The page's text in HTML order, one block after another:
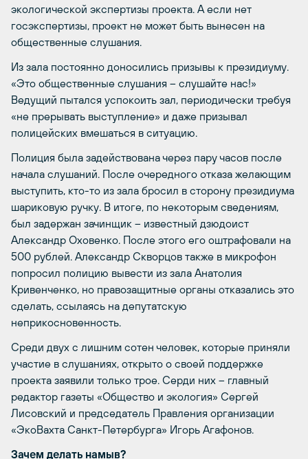
экологической экспертизы проекта. А если нет
госэкспертизы, проект не может быть вынесен на
общественные слушания.
Из зала постоянно доносились призывы к президиуму.
«Это общественные слушания – слушайте нас!»
Ведущий пытался успокоить зал, периодически требуя
«не прерывать выступление» и даже призывал
полицейских вмешаться в ситуацию.
Полиция была задействована через пару часов после
начала слушаний. После очередного отказа желающим
выступить, кто-то из зала бросил в сторону президиума
шариковую ручку. В итоге, по некоторым сведениям,
был задержан зачинщик – известный дзюдоист
Александр Оховенко. После этого его оштрафовали на
500 рублей. Александр Скворцов также в микрофон
попросил полицию вывести из зала Анатолия
Кривенченко, но правозащитные органы отказались это
сделать, ссылаясь на депутатскую
неприкосновенность.
Среди двух с лишним сотен человек, которые приняли
участие в слушаниях, открыто о своей поддержке
проекта заявили только трое. Серди них – главный
редактор газеты «Общество и экология» Сергей
Лисовский и председатель Правления организации
«ЭкоВахта Санкт-Петербурга» Игорь Агафонов.
Зачем делать намыв?